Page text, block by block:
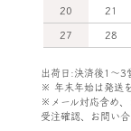
20 21
27 28
出荷日:決済後1～3
※ 年末年始は発送
※メール対応含め、
受注確認、お問い